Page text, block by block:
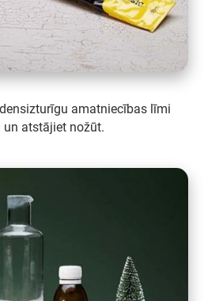
amatniecības līmi
atstājiet nožūt.